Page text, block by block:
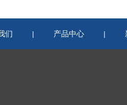
们 | 产品中心 |